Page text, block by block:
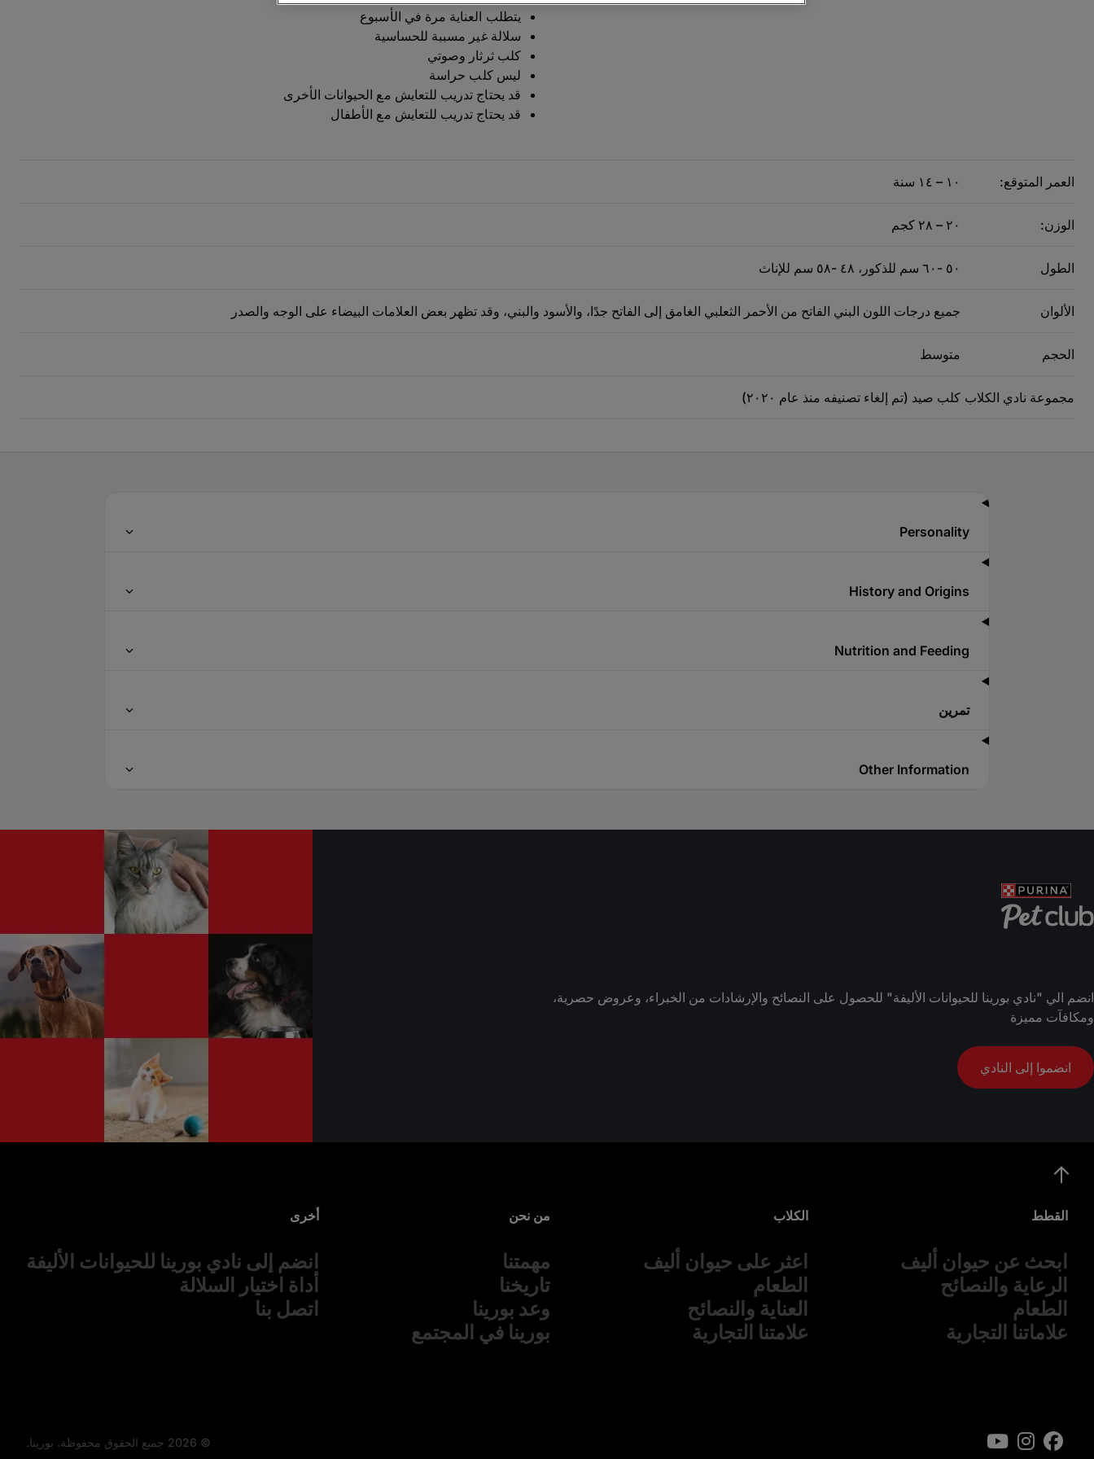
يتطلب العناية مرة في الأسبوع
سلالة غير مسببة للحساسية
كلب ثرثار وصوتي
ليس كلب حراسة
قد يحتاج تدريب للتعايش مع الحيوانات الأخرى
قد يحتاج تدريب للتعايش مع الأطفال
العمر المتوقع: ١٠ – ١٤ سنة
الوزن: ٢٠ – ٢٨ كجم
الطول ٥٠ -٦٠ سم للذكور، ٤٨ -٥٨ سم للإناث
الألوان جميع درجات اللون البني الفاتح من الأحمر الثعلبي الغامق إلى الفاتح جدًا، والأسود والبني، وقد تظهر بعض العلامات البيضاء على الوجه والصدر
الحجم متوسط
مجموعة نادي الكلاب كلب صيد (تم إلغاء تصنيفه منذ عام ٢٠٢٠)
Personality
History and Origins
Nutrition and Feeding
تمرين
Other Information
انضم الي "نادي بورينا للحيوانات الأليفة" للحصول على النصائح والإرشادات من الخبراء، وعروض حصرية،
ومكافآت مميزة
انضموا إلى النادي
القطط
ابحث عن حيوان أليف
الرعاية والنصائح
الطعام
علاماتنا التجارية
الكلاب
اعثر على حيوان أليف
الطعام
العناية والنصائح
علامتنا التجارية
من نحن
مهمتنا
تاريخنا
وعد بورينا
بورينا في المجتمع
أخرى
انضم إلى نادي بورينا للحيوانات الأليفة
أداة اختيار السلالة
اتصل بنا
© 2026 جميع الحقوق محفوظة. بورينا.